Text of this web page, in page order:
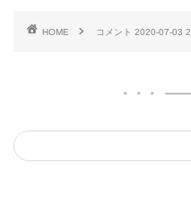
HOME コメント 2020-07-03